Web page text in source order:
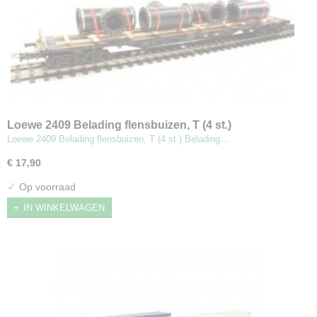
Loewe 2409 Belading flensbuizen, T (4 st.)
Loewe 2409 Belading flensbuizen, T (4 st.) Belading…
€ 17,90
✓ Op voorraad
IN WINKELWAGEN